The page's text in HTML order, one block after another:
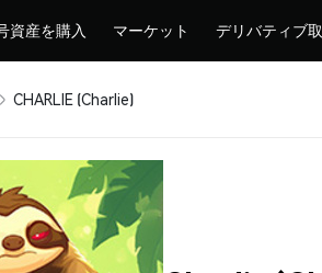
資産を購入 マーケット デリバティブ
CHARLIE (Charlie)